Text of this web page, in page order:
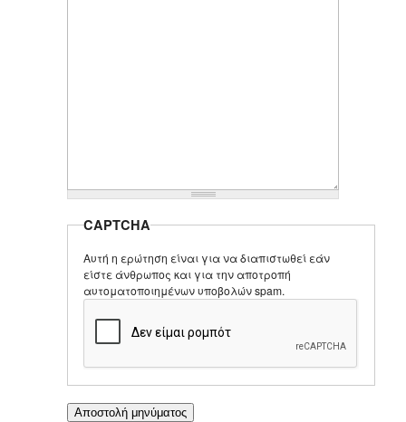
CAPTCHA
Αυτή η ερώτηση είναι για να διαπιστωθεί εάν
είστε άνθρωπος και για την αποτροπή
αυτοματοποιημένων υποβολών spam.